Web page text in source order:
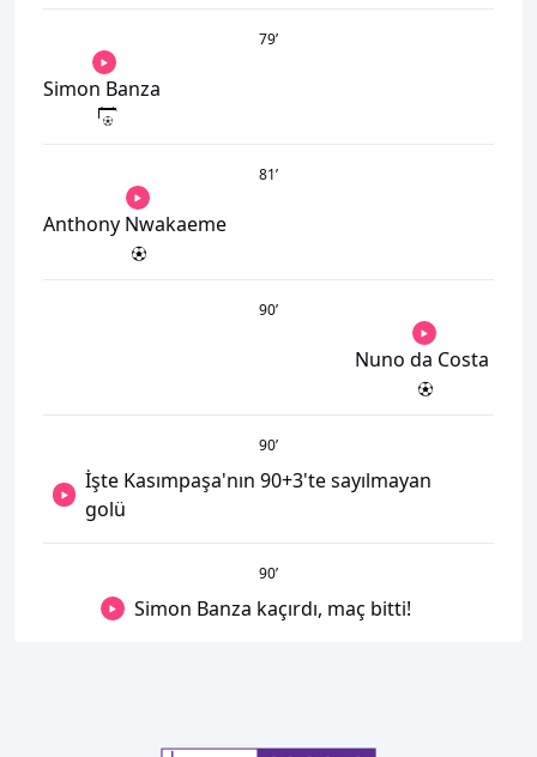
79’
Simon Banza
81’
Anthony Nwakaeme
90’
Nuno da Costa
90’
İşte Kasımpaşa'nın 90+3'te sayılmayan
golü
90’
Simon Banza kaçırdı, maç bitti!